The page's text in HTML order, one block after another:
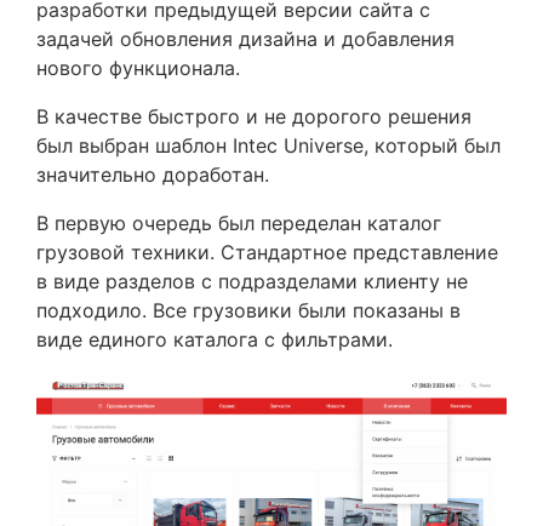
разработки предыдущей версии сайта с
задачей обновления дизайна и добавления
нового функционала.
В качестве быстрого и не дорогого решения
был выбран шаблон Intec Universe, который был
значительно доработан.
В первую очередь был переделан каталог
грузовой техники. Стандартное представление
в виде разделов с подразделами клиенту не
подходило. Все грузовики были показаны в
виде единого каталога с фильтрами.